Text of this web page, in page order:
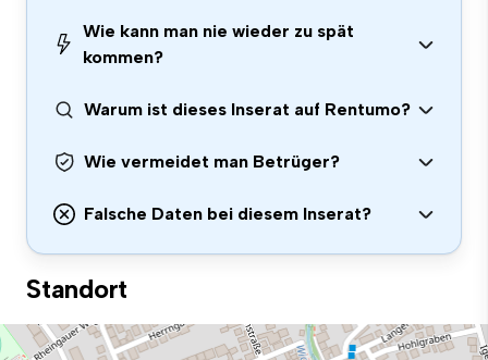
Wie kann man nie wieder zu spät
kommen?
Warum ist dieses Inserat auf Rentumo?
Wie vermeidet man Betrüger?
Falsche Daten bei diesem Inserat?
Standort